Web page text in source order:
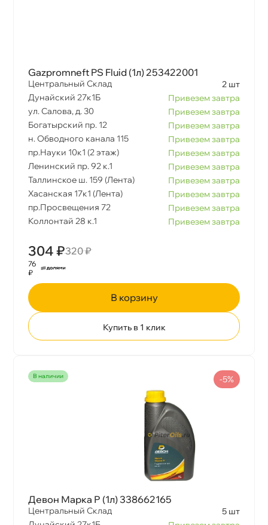
Gazpromneft PS Fluid (1л) 253422001
Центральный Склад
2 шт
Дунайский 27к1Б
Привезем завтра
ул. Салова, д. 30
Привезем завтра
Богатырский пр. 12
Привезем завтра
н. Обводного канала 115
Привезем завтра
пр.Науки 10к1 (2 этаж)
Привезем завтра
Ленинский пр. 92 к.1
Привезем завтра
Таллинское ш. 159 (Лента)
Привезем завтра
Хасанская 17к1 (Лента)
Привезем завтра
пр.Просвещения 72
Привезем завтра
Коллонтай 28 к.1
Привезем завтра
304 ₽320 ₽
76
₽
корзину
Купить в 1 клик
наличии
Девон Марка Р (1л) 338662165
Центральный Склад
5 шт
-5%